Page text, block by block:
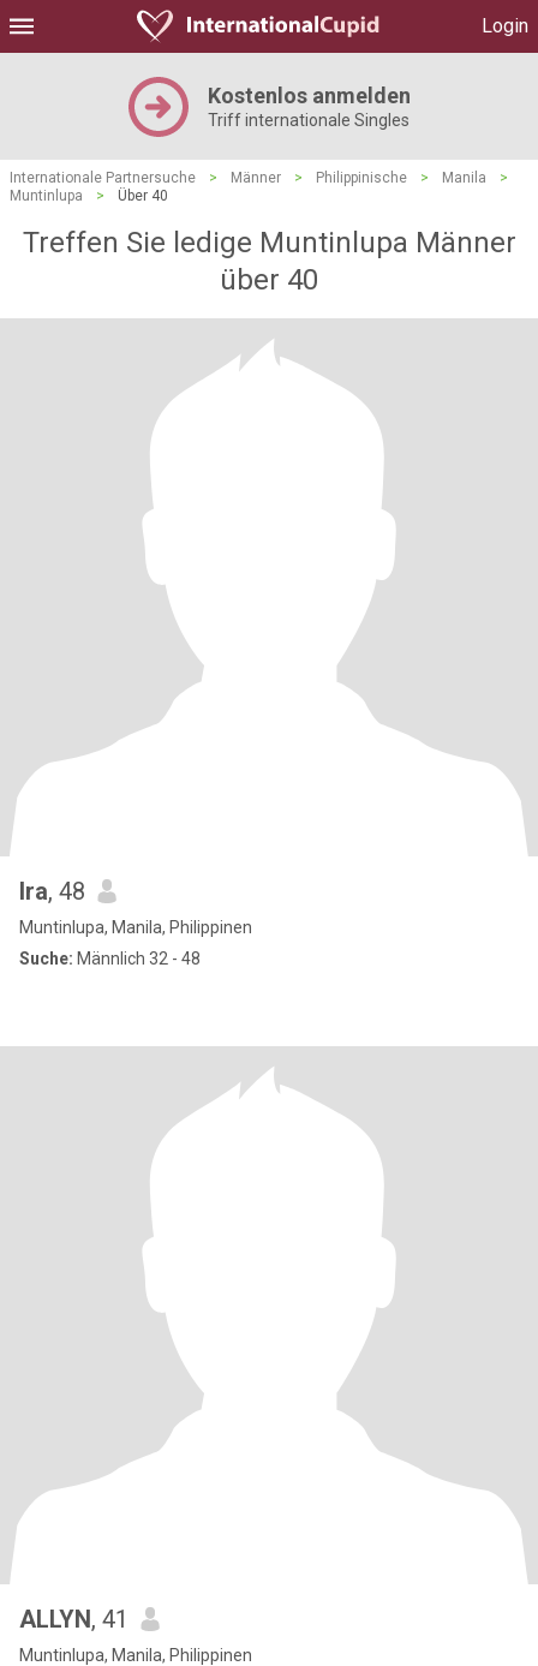
Login
Kostenlos anmelden
Triff internationale Singles
Internationale Partnersuche > Männer > Philippinische > Manila
>
Muntinlupa
> Über 40
Treffen Sie ledige Muntinlupa Männer
über 40
Ira, 48
Muntinlupa, Manila, Philippinen
Suche: Männlich 32 - 48
ALLYN, 41
Muntinlupa, Manila, Philippinen